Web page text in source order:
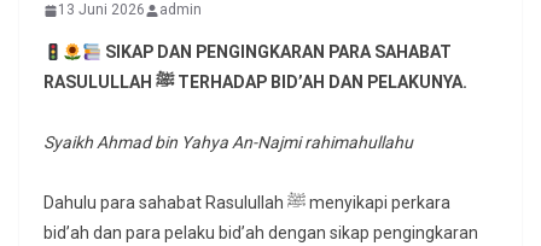
13 Juni 2026 admin
SIKAP DAN PENGINGKARAN PARA SAHABAT
RASULULLAH ﷺ TERHADAP BID’AH DAN PELAKUNYA.
Syaikh Ahmad bin Yahya An-Najmi rahimahullahu
Dahulu para sahabat Rasulullah ﷺ menyikapi perkara
bid’ah dan para pelaku bid’ah dengan sikap pengingkaran